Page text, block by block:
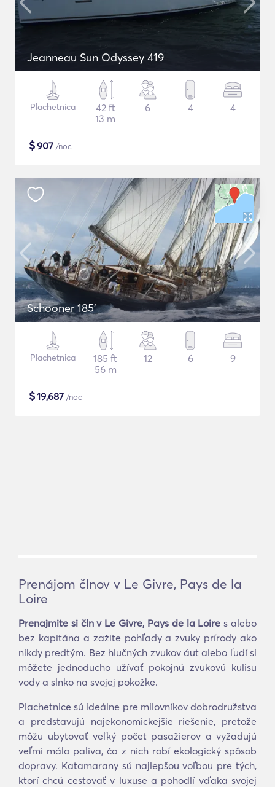
Jeanneau Sun Odyssey 419
Plachetnica
42 ft
13 m
6 4 4
$907 /noc
Schooner 185'
Plachetnica
185 ft
56 m
12 6 9
$19,687 /noc
Prenájom člnov v Le Givre, Pays de la
Loire
Prenajmite si čln v Le Givre, Pays de la Loire s alebo
bez kapitána a zažite pohľady a zvuky prírody ako
nikdy predtým. Bez hlučných zvukov áut alebo ľudí si
môžete jednoducho užívať pokojnú zvukovú kulisu
vody a slnko na svojej pokožke.
Plachetnice sú ideálne pre milovníkov dobrodružstva
a predstavujú najekonomickejšie riešenie, pretože
môžu ubytovať veľký počet pasažierov a vyžadujú
veľmi málo paliva, čo z nich robí ekologický spôsob
dopravy. Katamarany sú najlepšou voľbou pre tých,
ktorí chcú cestovať v luxuse a pohodlí vďaka svojej